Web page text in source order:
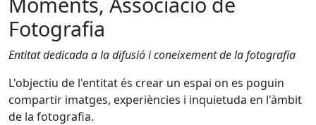
Fotografia
Entitat dedicada a la difusió i coneixement de la fotografia
L'objectiu de l'entitat és crear un espai on es poguin
compartir imatges, experiències i inquietuda en l'àmbit
de la fotografia.